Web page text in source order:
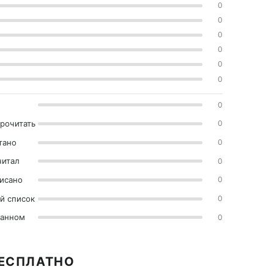
0
0
0
0
0
0
0
0
0
0
0
список 0
0